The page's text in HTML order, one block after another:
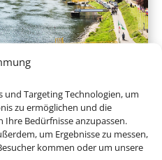
und Targeting Technologien, um
zu ermöglichen und die
Ihre Bedürfnisse anzupassen.
um Ergebnisse zu messen,
kommen oder um unsere